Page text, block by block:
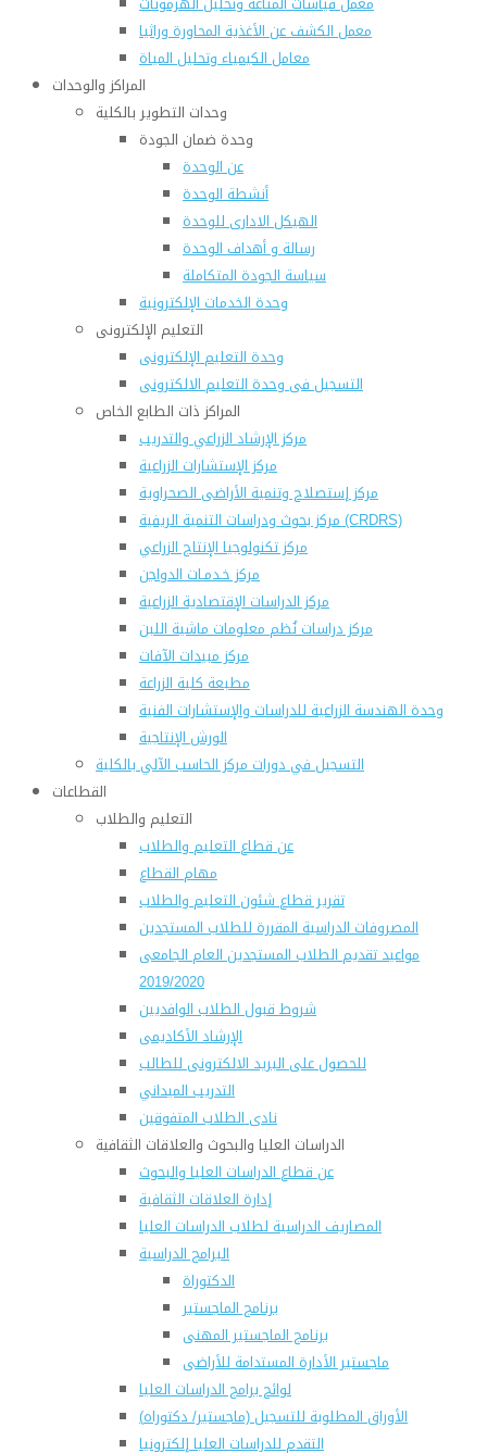
معمل الكشف عن الأغذية المحاورة وراثيا
معامل الكيمياء وتحليل المياة
المراكز والوحدات
وحدات التطوير بالكلية
وحدة ضمان الجودة
عن الوحدة
أنشطة الوحدة
الهيكل الادارى للوحدة
رسالة و أهداف الوحدة
سياسة الجودة المتكاملة
وحدة الخدمات الإلكترونية
التعليم الإلكترونى
وحدة التعليم الإلكترونى
التسجيل فى وحدة التعليم الالكترونى
المراكز ذات الطابع الخاص
مركز الإرشاد الزراعي والتدريب
مركز الإستشارات الزراعية
مركز إستصلاح وتنمية الأراضى الصحراوية
مركز بحوث ودراسات التنمية الريفية (CRDRS)
مركز تكنولوجيا الإنتاج الزراعي
مركز خـدمـات الدواجن
مركز الدراسات الإقتصادية الزراعية
مركز دراسات نُظم معلومات ماشية اللبن
مركز مبيدات الآفات
مطبعة كلية الزراعة
وحدة الهندسة الزراعية للدراسات والإستشارات الفنية
الورش الإنتاجية
التسجيل في دورات مركز الحاسب الآلي بالكلية
القطاعات
التعليم والطلاب
عن قطاع التعليم والطلاب
مهام القطاع
تقرير قطاع شئون التعليم والطلاب
المصروفات الدراسية المقررة للطلاب المستجدين
مواعيد تقديم الطلاب المستجدين العام الجامعى
2019/2020
شروط قبول الطلاب الوافديين
الإرشاد الأكاديمى
للحصول على البريد الالكترونى للطالب
التدريب الميداني
نادى الطلاب المتفوقين
الدراسات العليا والبحوث والعلاقات الثقافية
عن قطاع الدراسات العليا والبحوث
إدارة العلاقات الثقافية
المصاريف الدراسية لطلاب الدراسات العليا
البرامج الدراسية
الدكتوراة
برنامج الماجستير
برنامج الماجستير المهنى
ماجستير الأدارة المستدامة للأراضى
لوائح برامج الدراسات العليا
(الأوراق المطلوبة للتسجيل (ماجستير/ دكتوراه
التقدم للدراسات العليا إلكترونيا